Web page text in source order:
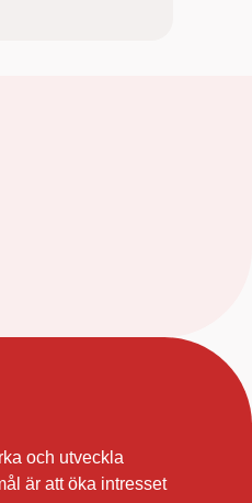
och utveckla
är att öka intresset